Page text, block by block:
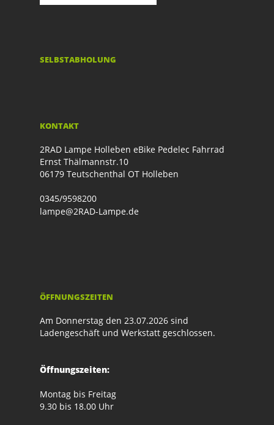
SELBSTABHOLUNG
KONTAKT
2RAD Lampe Holleben eBike Pedelec Fahrrad
Ernst Thälmannstr.10
06179 Teutschenthal OT Holleben
0345/9598200
lampe@2RAD-Lampe.de
ÖFFNUNGSZEITEN
Am Donnerstag den 23.07.2026 sind
Ladengeschäft und Werkstatt geschlossen.
Öffnungszeiten:
Montag bis Freitag
9.30 bis 18.00 Uhr